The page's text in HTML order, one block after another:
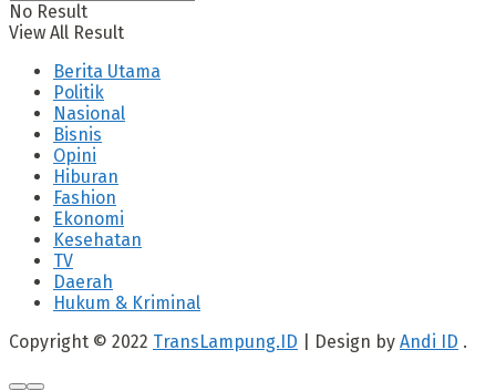
No Result
View All Result
Berita Utama
Politik
Nasional
Bisnis
Opini
Hiburan
Fashion
Ekonomi
Kesehatan
TV
Daerah
Hukum & Kriminal
Copyright © 2022 TransLampung.ID | Design by Andi ID .